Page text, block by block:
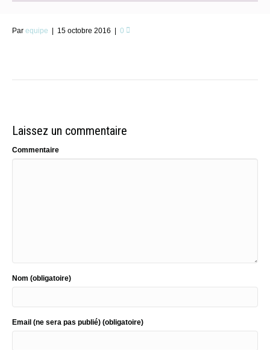
Par equipe | 15 octobre 2016 | 0
Laissez un commentaire
Commentaire
Nom (obligatoire)
Email (ne sera pas publié) (obligatoire)